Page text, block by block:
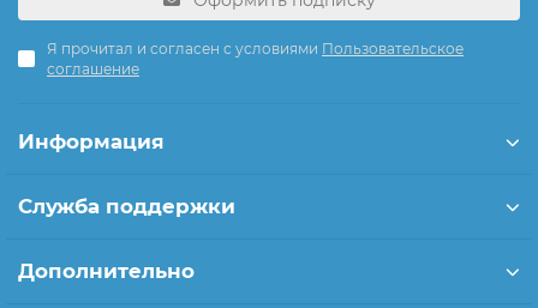
Я прочитал и согласен с условиями Пользовательское
соглашение
Информация
Служба поддержки
Дополнительно